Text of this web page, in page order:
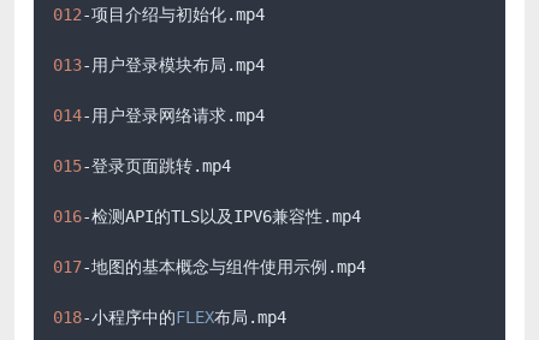
012-项目介绍与初始化.mp4
013-用户登录模块布局 .mp4
014-用户登录网络请求.mp4
015-登录页面跳转.mp4
016-检测API的TLS以及IPV6兼容性 .mp4
017-地图的基本概念与组件使用示例 .mp4
018-小程序中的FLEX布局 .mp4